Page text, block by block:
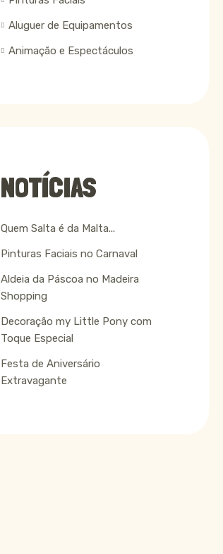
Aluguer de Equipamentos
Animação e Espectáculos
NOTÍCIAS
Quem Salta é da Malta...
Pinturas Faciais no Carnaval
Aldeia da Páscoa no Madeira
Shopping
Decoração my Little Pony com
Toque Especial
Festa de Aniversário
Extravagante